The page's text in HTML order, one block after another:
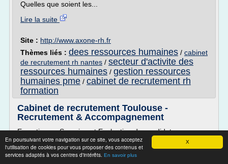
X
En poursuivant votre navigation sur ce site, vous acceptez
l'utilisation de cookies pour vous proposer des contenus et
services adaptés à vos centres d'intérêts. En savoir plus
Quelles que soient les...
Lire la suite
Site : http://www.axone-rh.fr
Thèmes liés : dees ressources humaines / cabinet
de recrutement rh nantes / secteur d'activite des
ressources humaines / gestion ressources
humaines pme / cabinet de recrutement rh
formation
Cabinet de recrutement Toulouse -
Recrutement & Accompagnement
Expertise en Sourcing et Evaluation de candidats.
Recrutement en Europe et à l'International.(Maghreb, Inde,
Russie, Canada, USA, Brésil...)